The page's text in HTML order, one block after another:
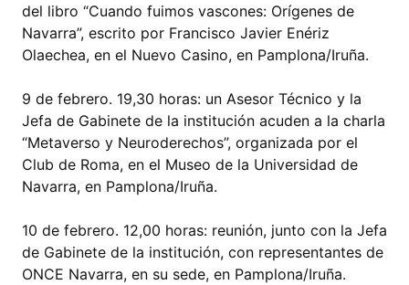
del libro “Cuando fuimos vascones: Orígenes de
Navarra”, escrito por Francisco Javier Enériz
Olaechea, en el Nuevo Casino, en Pamplona/Iruña.
9 de febrero. 19,30 horas: un Asesor Técnico y la
Jefa de Gabinete de la institución acuden a la charla
“Metaverso y Neuroderechos”, organizada por el
Club de Roma, en el Museo de la Universidad de
Navarra, en Pamplona/Iruña.
10 de febrero. 12,00 horas: reunión, junto con la Jefa
de Gabinete de la institución, con representantes de
ONCE Navarra, en su sede, en Pamplona/Iruña.